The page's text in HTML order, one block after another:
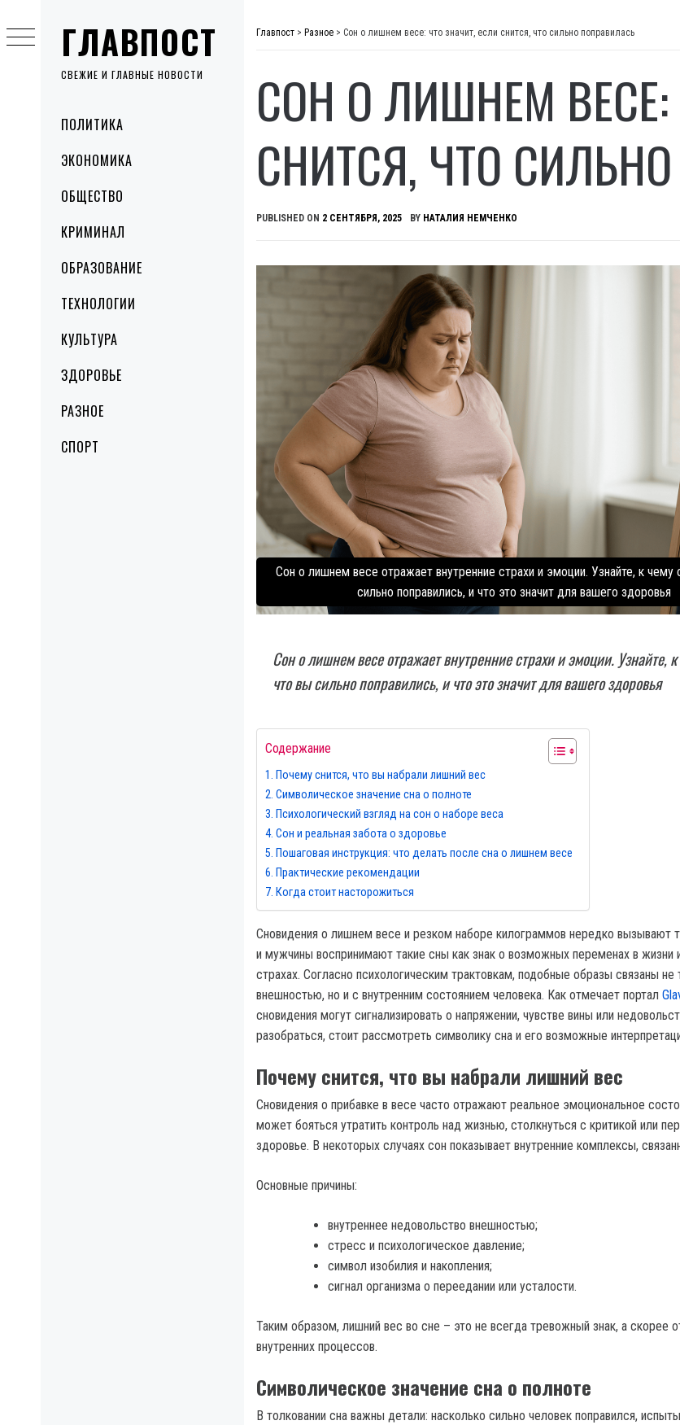
ГЛАВПОСТ
СВЕЖИЕ И ГЛАВНЫЕ НОВОСТИ
MenuПОЛИТИКА
ЭКОНОМИКА
ОБЩЕСТВО
КРИМИНАЛ
ОБРАЗОВАНИЕ
ТЕХНОЛОГИИ
КУЛЬТУРА
ЗДОРОВЬЕ
РАЗНОЕ
СПОРТ
to
content
Главпост > Разное > Сон о лишнем весе: что значит, если снится, что сильно поправилась
СОН О ЛИШНЕМ
СНИТСЯ, ЧТО
PUBLISHED ON 2 СЕНТЯБРЯ, 2025 BY НАТАЛИЯ НЕМЧЕНКО
Сон о лишнем весе отражает внутренние страхи и эмоции. Узнайте, к чему
сильно поправились, и что это значит для вашего здоровья
Сон о лишнем весе отражает внутренние страхи и эмоции. Узнайте,
что вы сильно поправились, и что это значит для вашего здоровья
Содержание
Почему снится, что вы набрали лишний вес
Символическое значение сна о полноте
Психологический взгляд на сон о наборе веса
Сон и реальная забота о здоровье
Пошаговая инструкция: что делать после сна о лишнем весе
Практические рекомендации
Когда стоит насторожиться
Сновидения о лишнем весе и резком наборе килограммов нередко вызывают
и мужчины воспринимают такие сны как знак о возможных переменах в жизни
страхах. Согласно психологическим трактовкам, подобные образы связаны не
внешностью, но и с внутренним состоянием человека. Как отмечает портал
сновидения могут сигнализировать о напряжении, чувстве вины или
разобраться, стоит рассмотреть символику сна и его возможные
Почему снится, что вы набрали лишний вес
Сновидения о прибавке в весе часто отражают реальное эмоциональное
может бояться утратить контроль над жизнью, столкнуться с критикой или
здоровье. В некоторых случаях сон показывает внутренние комплексы,
Основные причины:
внутреннее недовольство внешностью;
стресс и психологическое давление;
символ изобилия и накопления;
сигнал организма о переедании или усталости.
Таким образом, лишний вес во сне – это не всегда тревожный знак, а скорее
внутренних процессов.
Символическое значение сна о полноте
В толковании сна важны детали: насколько сильно человек поправился,